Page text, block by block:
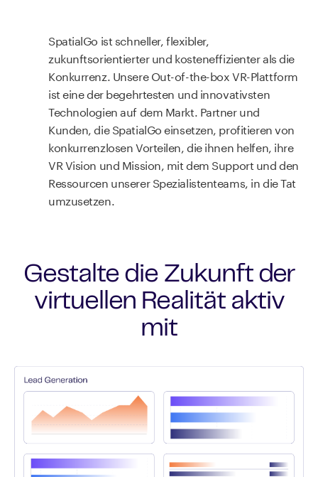
SpatialGo ist schneller, flexibler,
zukunftsorientierter und kosteneffizienter als die
Konkurrenz. Unsere Out-of-the-box VR-Plattform
ist eine der begehrtesten und innovativsten
Technologien auf dem Markt. Partner und
Kunden, die SpatialGo einsetzen, profitieren von
konkurrenzlosen Vorteilen, die ihnen helfen, ihre
VR Vision und Mission, mit dem Support und den
Ressourcen unserer Spezialistenteams, in die Tat
umzusetzen.
Gestalte die Zukunft der
virtuellen Realität aktiv
mit